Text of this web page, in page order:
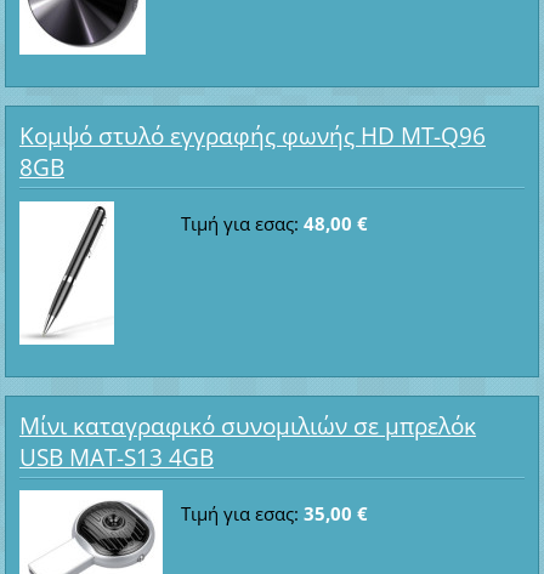
Κομψό στυλό εγγραφής φωνής HD MT-Q96
8GB
Τιμή για εσας: 48,00 €
Μίνι καταγραφικό συνομιλιών σε μπρελόκ
USB MAT-S13 4GB
Τιμή για εσας: 35,00 €